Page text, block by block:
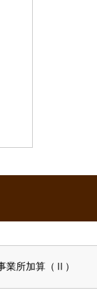
業所加算（Ⅱ）